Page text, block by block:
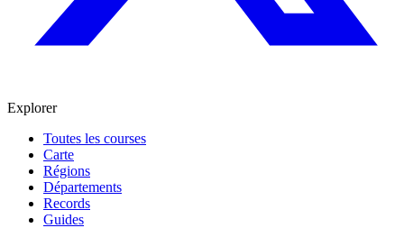
Explorer
Toutes les courses
Carte
Régions
Départements
Records
Guides